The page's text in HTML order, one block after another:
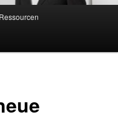
Ressourcen